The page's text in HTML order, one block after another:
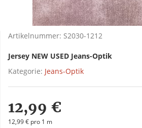
Artikelnummer: S2030-1212
Jersey NEW USED Jeans-Optik
Kategorie: Jeans-Optik
12,99 €
12,99 € pro 1 m